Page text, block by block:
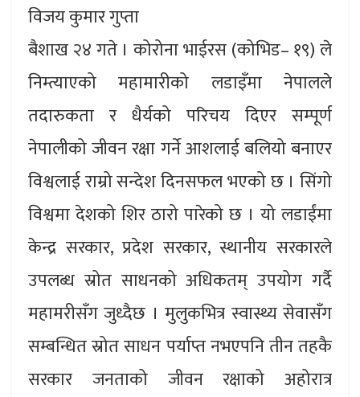
विजय कुमार गुप्ता
बैशाख २४ गते । कोरोना भाईरस (कोभिड– १९) ले
निम्त्याएको महामारीको लडाइँमा नेपालले
तदारुकता र धैर्यको परिचय दिएर सम्पूर्ण
नेपालीको जीवन रक्षा गर्ने आशलाई बलियो बनाएर
विश्वलाई राम्रो सन्देश दिनसफल भएको छ । सिंगो
विश्वमा देशको शिर ठारो पारेको छ । यो लडाईंमा
केन्द्र सरकार, प्रदेश सरकार, स्थानीय सरकारले
उपलब्ध स्रोत साधनको अधिकतम् उपयोग गर्दै
महामरीसँग जुध्दैछ । मुलुकभित्र स्वास्थ्य सेवासँग
सम्बन्धित स्रोत साधन पर्याप्त नभएपनि तीन तहकै
सरकार जनताको जीवन रक्षाको अहोरात्र